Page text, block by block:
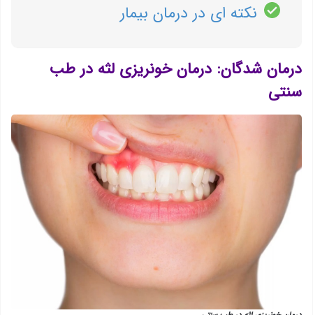
نکته ای در درمان بیمار
درمان شدگان: درمان خونریزی لثه در طب
سنتی